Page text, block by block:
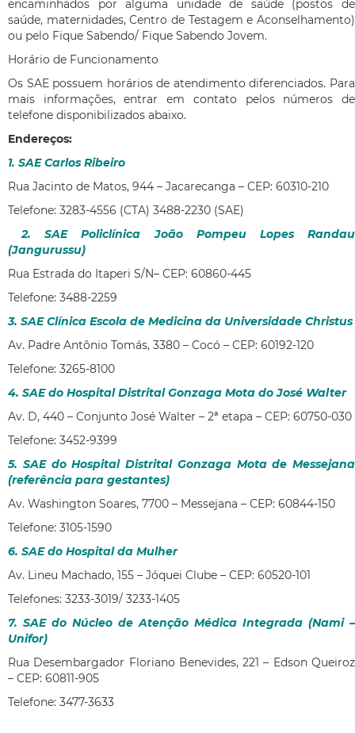
encaminhados por alguma unidade de saúde (postos de
saúde, maternidades, Centro de Testagem e Aconselhamento)
ou pelo Fique Sabendo/ Fique Sabendo Jovem.
Horário de Funcionamento
Os SAE possuem horários de atendimento diferenciados. Para
mais informações, entrar em contato pelos números de
telefone disponibilizados abaixo.
Endereços:
1. SAE Carlos Ribeiro
Rua Jacinto de Matos, 944 – Jacarecanga – CEP: 60310-210
Telefone: 3283-4556 (CTA) 3488-2230 (SAE)
2. SAE Policlínica João Pompeu Lopes Randau
(Jangurussu)
Rua Estrada do Itaperi S/N– CEP: 60860-445
Telefone: 3488-2259
3. SAE Clínica Escola de Medicina da Universidade Christus
Av. Padre Antônio Tomás, 3380 – Cocó – CEP: 60192-120
Telefone: 3265-8100
4. SAE do Hospital Distrital Gonzaga Mota do José Walter
Av. D, 440 – Conjunto José Walter – 2ª etapa – CEP: 60750-030
Telefone: 3452-9399
5. SAE do Hospital Distrital Gonzaga Mota de Messejana
(referência para gestantes)
Av. Washington Soares, 7700 – Messejana – CEP: 60844-150
Telefone: 3105-1590
6. SAE do Hospital da Mulher
Av. Lineu Machado, 155 – Jóquei Clube – CEP: 60520-101
Telefones: 3233-3019/ 3233-1405
7. SAE do Núcleo de Atenção Médica Integrada (Nami –
Unifor)
Rua Desembargador Floriano Benevides, 221 – Edson Queiroz
– CEP: 60811-905
Telefone: 3477-3633